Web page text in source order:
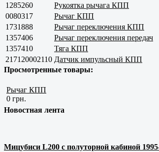
1285260
Рукоятка рычага КПП
0080317
Рычаг КПП
1731888
Рычаг переключения КПП
1357406
Рычаг переключения передач
1357410
Тяга КПП
217120002110 Датчик импульсный КПП
Просмотренные товары:
Рычаг КПП
0 грн.
Новостная лента
Мицубиси L200 с полуторной кабиной